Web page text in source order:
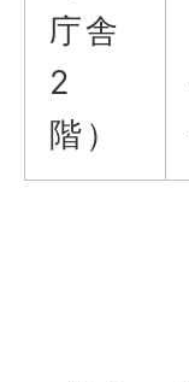
庁舎
2
階）